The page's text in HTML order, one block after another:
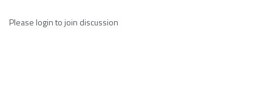
Please loginto join discussion